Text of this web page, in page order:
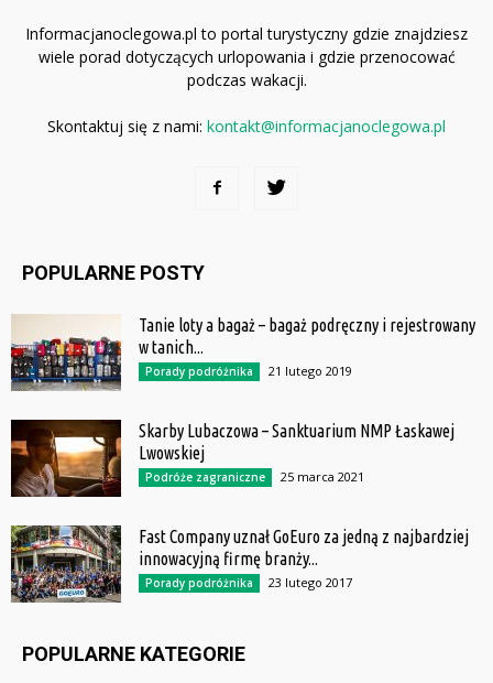
Informacjanoclegowa.pl to portal turystyczny gdzie znajdziesz
wiele porad dotyczących urlopowania i gdzie przenocować
podczas wakacji.
Skontaktuj się z nami: kontakt@informacjanoclegowa.pl
POPULARNE POSTY
Tanie loty a bagaż – bagaż podręczny i rejestrowany
w tanich...
Porady podróżnika 21 lutego 2019
Skarby Lubaczowa – Sanktuarium NMP Łaskawej
Lwowskiej
Podróże zagraniczne 25 marca 2021
Fast Company uznał GoEuro za jedną z najbardziej
innowacyjną firmę branży...
Porady podróżnika 23 lutego 2017
POPULARNE KATEGORIE